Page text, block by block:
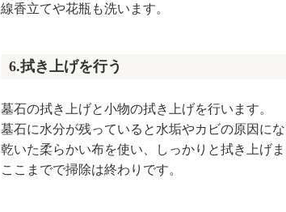
線香立てや花瓶も洗います。
6.拭き上げを行う
墓石の拭き上げと小物の拭き上げを行います。
墓石に水分が残っていると水垢やカビの原因に
乾いた柔らかい布を使い、しっかりと拭き上げま
ここまでで掃除は終わりです。